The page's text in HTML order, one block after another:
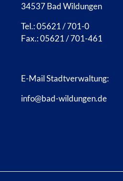
34537 Bad Wildungen
Tel.: 05621 / 701-0
Fax.: 05621 / 701-461
E-Mail Stadtverwaltung:
info@bad-wildungen.de